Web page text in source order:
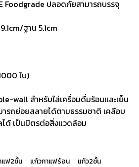
Foodgrade ปลอดภัยสามารถบรรจุ
ฐาน 5.1cm
ใบ)
wall สำหรับใส่เครื่อมดื่มร้อนและเย็น
รถย่อยสลายได้ตามธรรมชาติ เคลือบ
ด้ เป็นมิตรต่อสิ่งแวดล้อม
แฟ2ชั้น แก้วกาแฟร้อน
แก้ว2ชั้น